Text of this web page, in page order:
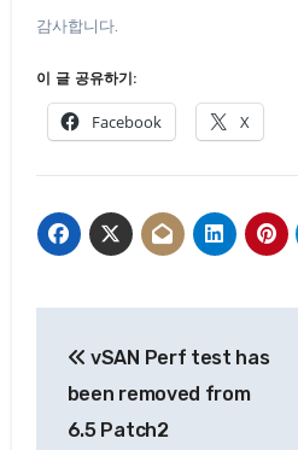
감사합니다.
이 글 공유하기:
Facebook X
탐
색
vSAN Perf test has
been removed from
6.5 Patch2